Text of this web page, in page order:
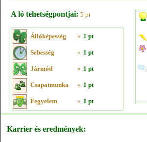
A ló tehetségpontjai: 5 pt
Állóképesség » 1 pt
Sebesség » 1 pt
Jármód » 1 pt
Csapatmunka » 1 pt
Fegyelem » 1 pt
Karrier és eredmények: